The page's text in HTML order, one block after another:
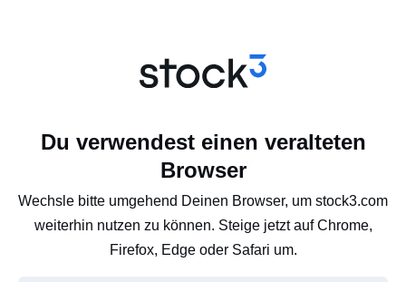
Du verwendest einen veralteten
Browser
Wechsle bitte umgehend Deinen Browser, um stock3.com
weiterhin nutzen zu können. Steige jetzt auf Chrome,
Firefox, Edge oder Safari um.